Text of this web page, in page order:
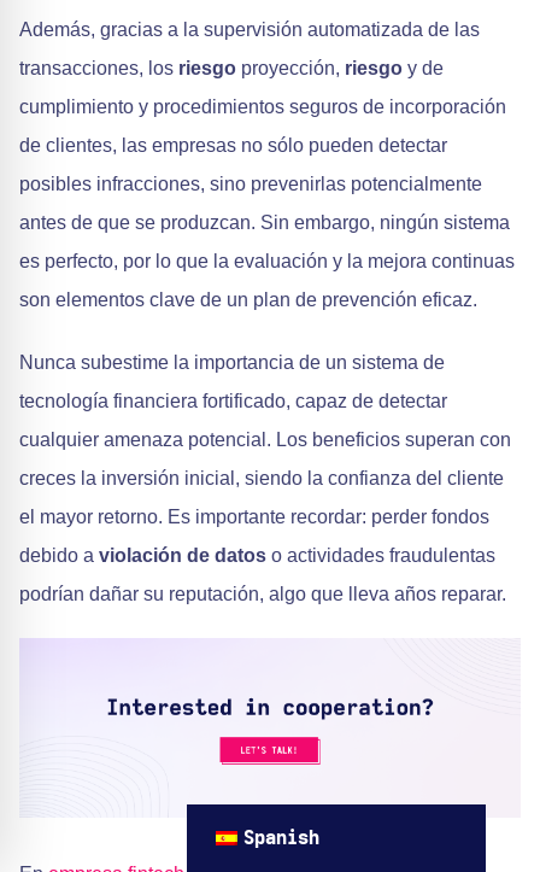
Además, gracias a la supervisión automatizada de las
transacciones, los riesgo proyección, riesgo y de
cumplimiento y procedimientos seguros de incorporación
de clientes, las empresas no sólo pueden detectar
posibles infracciones, sino prevenirlas potencialmente
antes de que se produzcan. Sin embargo, ningún sistema
es perfecto, por lo que la evaluación y la mejora continuas
son elementos clave de un plan de prevención eficaz.
Nunca subestime la importancia de un sistema de
tecnología financiera fortificado, capaz de detectar
cualquier amenaza potencial. Los beneficios superan con
creces la inversión inicial, siendo la confianza del cliente
el mayor retorno. Es importante recordar: perder fondos
debido a violación de datos o actividades fraudulentas
podrían dañar su reputación, algo que lleva años reparar.
Spanish